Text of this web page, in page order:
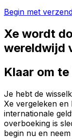
Begin met
Xe wordt
wereldwijd
Klaar om
Je hebt de
Xe vergeleken en
internationale
overboeking is
begin nu en